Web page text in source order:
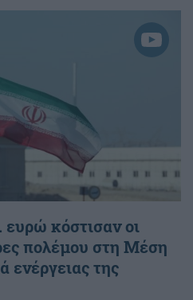
ευρώ κόστισαν οι
πολέμου στη Μέση
ενέργειας της